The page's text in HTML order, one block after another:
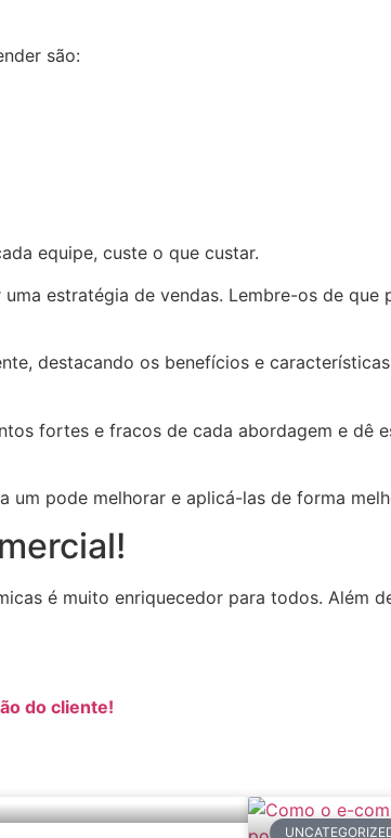
são:
equipe, custe o que custar.
estratégia de vendas. Lembre-os de
destacando os benefícios e
fortes e fracos de cada abordagem e dê
pode melhorar e aplicá-las de forma
é muito enriquecedor para todos. Além
do cliente!